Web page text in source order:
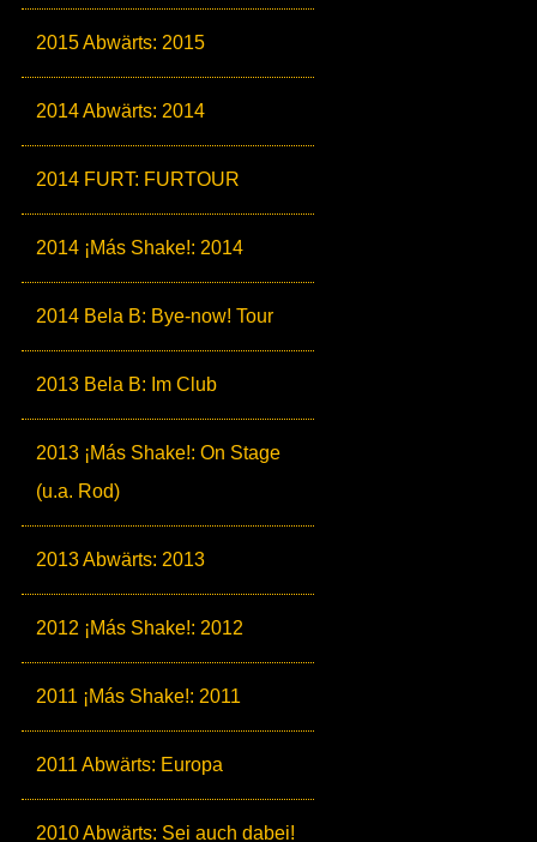
2015 Abwärts: 2015
2014 Abwärts: 2014
2014 FURT: FURTOUR
2014 ¡Más Shake!: 2014
2014 Bela B: Bye-now! Tour
2013 Bela B: Im Club
2013 ¡Más Shake!: On Stage
(u.a. Rod)
2013 Abwärts: 2013
2012 ¡Más Shake!: 2012
2011 ¡Más Shake!: 2011
2011 Abwärts: Europa
2010 Abwärts: Sei auch dabei!